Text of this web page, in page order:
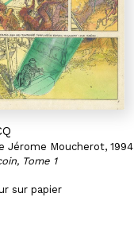
Jérome Moucherot, 1994
Tome 1
sur papier